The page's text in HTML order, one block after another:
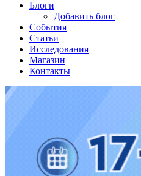
Блоги
Добавить блог
События
Статьи
Исследования
Магазин
Контакты